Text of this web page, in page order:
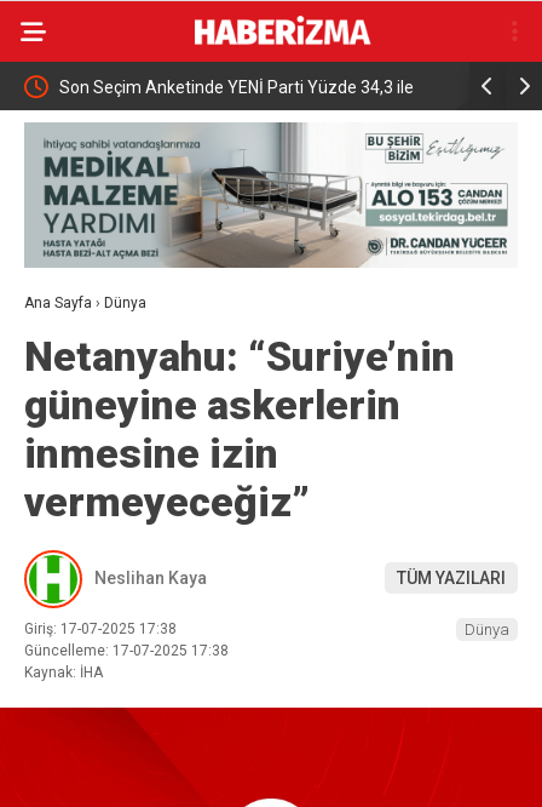
Son Seçim Anketinde YENİ Parti Yüzde 34,3 ile
Birinci Sırada Yapay
Ana Sayfa › Dünya
Netanyahu: “Suriye’nin
güneyine askerlerin
inmesine izin
vermeyeceğiz”
Neslihan Kaya TÜM YAZILARI
Giriş: 17-07-2025 17:38
Güncelleme: 17-07-2025 17:38
Kaynak: İHA
Dünya